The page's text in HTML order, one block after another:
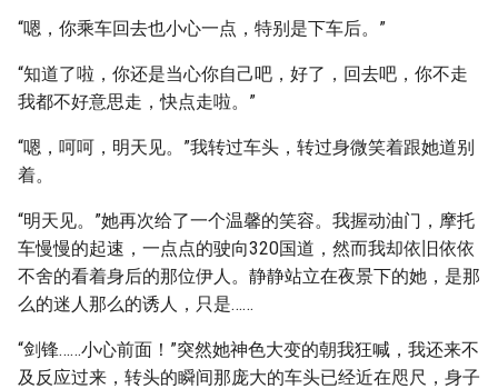
“嗯，你乘车回去也小心一点，特别是下车后。”
“知道了啦，你还是当心你自己吧，好了，回去吧，你不走
我都不好意思走，快点走啦。”
“嗯，呵呵，明天见。”我转过车头，转过身微笑着跟她道别
着。
“明天见。”她再次给了一个温馨的笑容。我握动油门，摩托
车慢慢的起速，一点点的驶向320国道，然而我却依旧依依
不舍的看着身后的那位伊人。静静站立在夜景下的她，是那
么的迷人那么的诱人，只是……
“剑锋……小心前面！”突然她神色大变的朝我狂喊，我还来不
及反应过来，转头的瞬间那庞大的车头已经近在咫尺，身子